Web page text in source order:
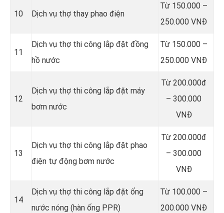
10 Dịch vụ thợ thay phao điện
Từ 150.000 –
250.000 VNĐ
11
Dịch vụ thợ thi công lắp đặt đồng
hồ nước
Từ 150.000 –
250.000 VNĐ
12
Dịch vụ thợ thi công lắp đặt máy
bơm nước
Từ 200.000đ
– 300.000
VNĐ
13
Dịch vụ thợ thi công lắp đặt phao
điện tự động bơm nước
Từ 200.000đ
– 300.000
VNĐ
14
Dịch vụ thợ thi công lắp đặt ống
nước nóng (hàn ống PPR)
Từ 100.000 –
200.000 VNĐ